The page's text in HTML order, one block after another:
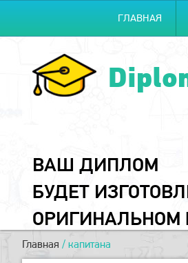
ГЛАВНАЯ
ВАШ ДИПЛОМ
БУДЕТ
ОРИГИНАЛЬНОМ
Главная / капитана